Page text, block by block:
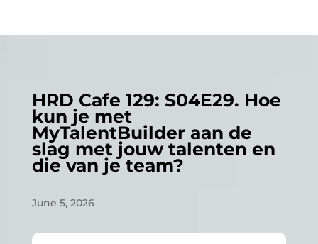
HRD Cafe 129: S04E29. Hoe
kun je met
MyTalentBuilder aan de
slag met jouw talenten en
die van je team?
June 5, 2026